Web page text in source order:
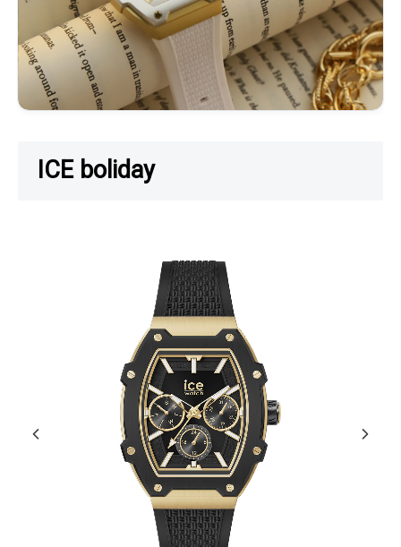
ICE boliday